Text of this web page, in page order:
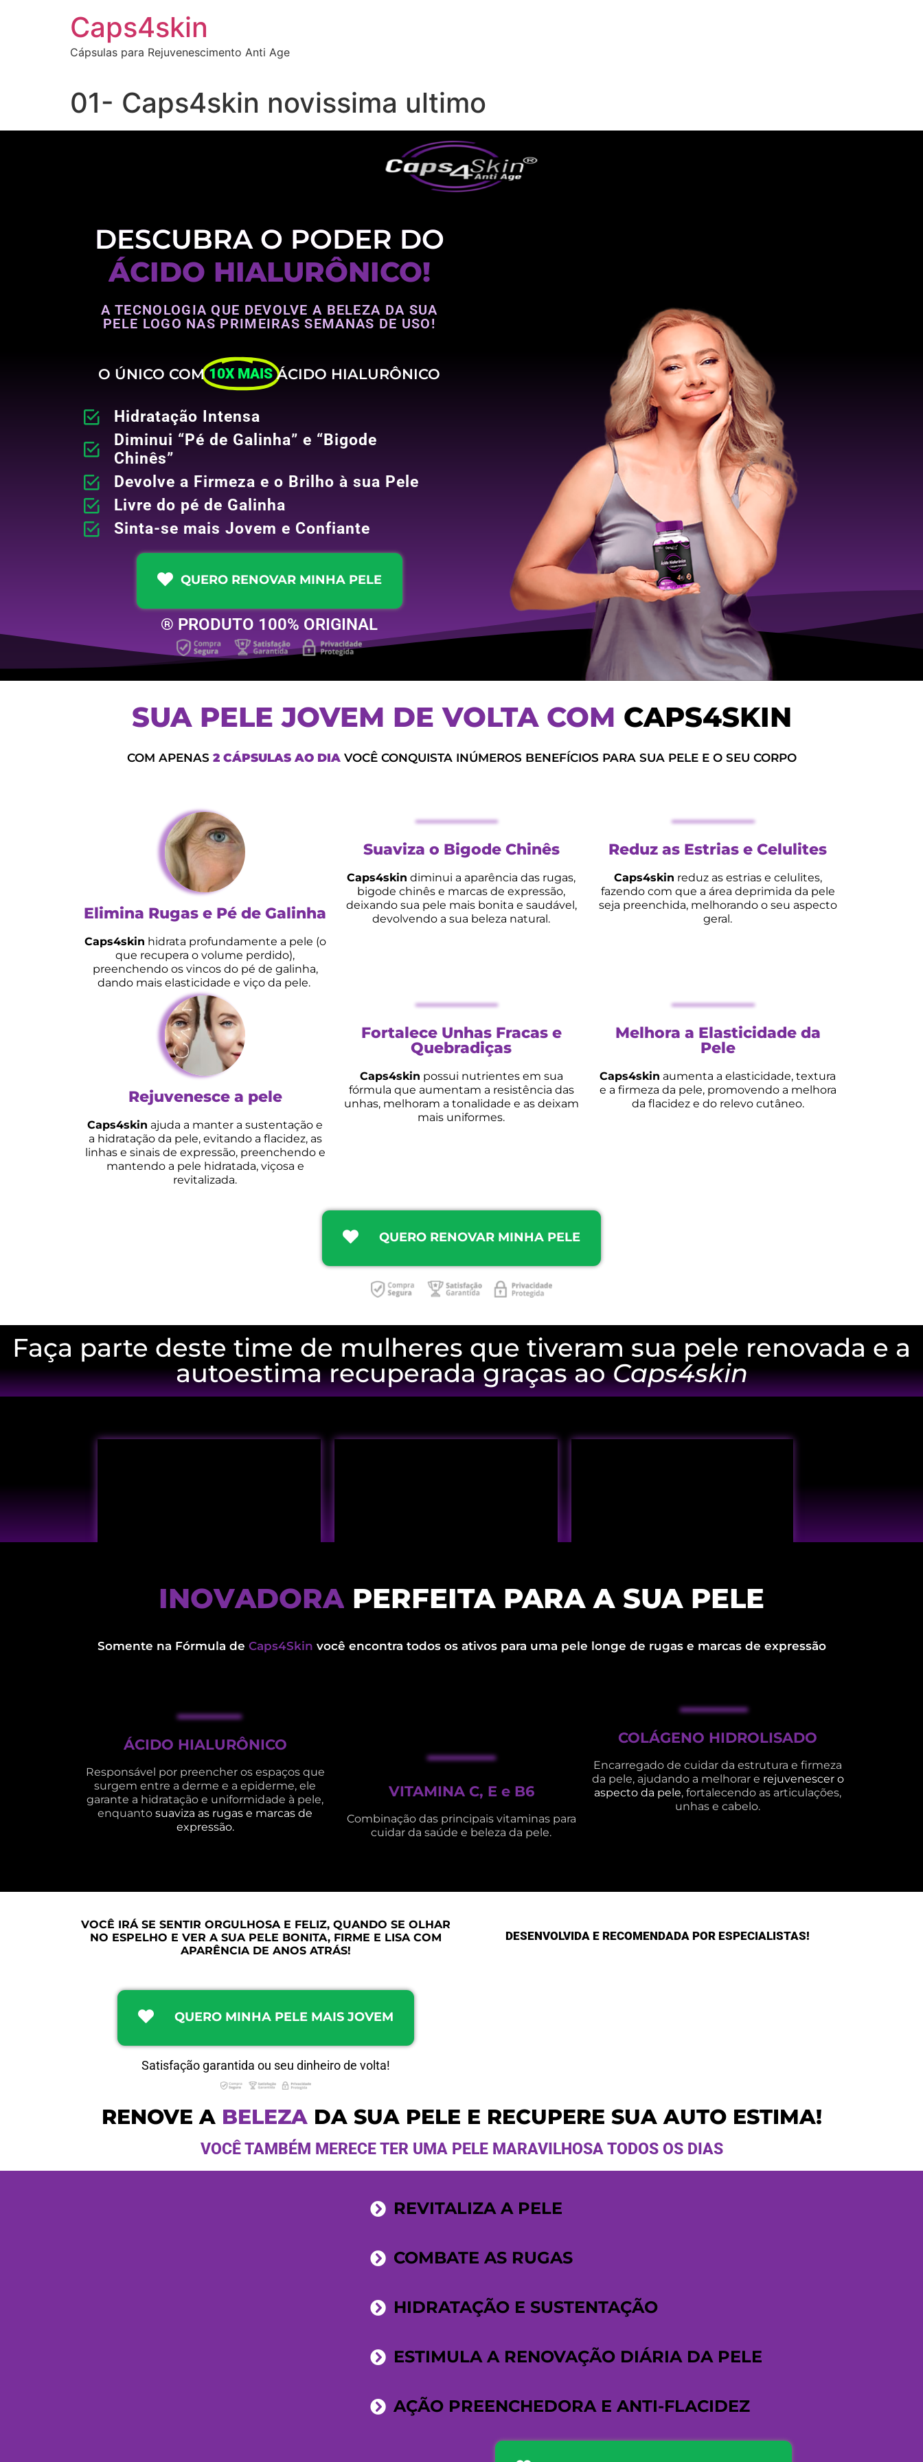
Caps4skin
Cápsulas para Rejuvenescimento Anti Age
01- Caps4skin novissima ultimo
DESCUBRA O PODER DO
ÁCIDO HIALURÔNICO!
A TECNOLOGIA QUE DEVOLVE A BELEZA DA SUA
PELE LOGO NAS PRIMEIRAS SEMANAS DE USO!
O ÚNICO COM10X MAIS ÁCIDO HIALURÔNICO
Hidratação Intensa
Diminui “Pé de Galinha” e “Bigode
Chinês”
Devolve a Firmeza e o Brilho à sua Pele
Livre do pé de Galinha
Sinta-se mais Jovem e Confiante
QUERO RENOVAR MINHA PELE
® PRODUTO 100% ORIGINAL
SUA PELE JOVEM DE VOLTA COM CAPS4SKIN
CAPS4SKIN
COM APENAS 2 CÁPSULAS AO DIAVOCÊ CONQUISTA INÚMEROS BENEFÍCIOS PARA SUA PELE E O SEU CORPO
Elimina Rugas e Pé de Galinha
Caps4skin hidrata profundamente a pele (o
que recupera o volume perdido),
preenchendo os vincos do pé de galinha,
dando mais elasticidade e viço da pele.
Suaviza o Bigode Chinês
Caps4skin diminui a aparência das rugas,
bigode chinês e marcas de expressão,
deixando sua pele mais bonita e saudável,
devolvendo a sua beleza natural.
Reduz as Estrias e Celulites
Caps4skin reduz as estrias e celulites,
fazendo com que a área deprimida da pele
seja preenchida, melhorando o seu aspecto
geral.
Rejuvenesce a pele
Caps4skin ajuda a manter a sustentação e
a hidratação da pele, evitando a flacidez, as
linhas e sinais de expressão, preenchendo e
mantendo a pele hidratada, viçosa e
revitalizada.
Fortalece Unhas Fracas e
Quebradiças
Caps4skin possui nutrientes em sua
fórmula que aumentam a resistência das
unhas, melhoram a tonalidade e as deixam
mais uniformes.
Melhora a Elasticidade da
Pele
Caps4skin aumenta a elasticidade, textura
e a firmeza da pele, promovendo a melhora
da flacidez e do relevo cutâneo.
QUERO RENOVAR MINHA PELE
Faça parte deste time de mulheres que tiveram sua pele renovada e a
autoestima recuperada graças aoCaps4skin
TECNOLOGIA
INOVADORA PERFEITA PARA A SUA PELE
Somente na Fórmula de Caps4Skin você encontra todos os ativos para uma pele longe de rugas e marcas de expressão
ÁCIDO HIALURÔNICO
Responsável por preencher os espaços que
surgem entre a derme e a epiderme, ele
garante a hidratação e uniformidade à pele,
enquantosuaviza as rugas e marcas de
expressão.
VITAMINA C, E e B6
Combinação das principais vitaminas para
cuidar da saúde e beleza da pele.
COLÁGENO HIDROLISADO
Encarregado de cuidar da estrutura e firmeza
da pele, ajudando a melhorar e rejuvenescer o
aspecto da pele, fortalecendo as articulações,
unhas e cabelo.
VOCÊ IRÁ SE SENTIR ORGULHOSA E FELIZ, QUANDO SE OLHAR
NO ESPELHO E VER A SUA PELE BONITA, FIRME E LISA COM
APARÊNCIA DE ANOS ATRÁS!
QUERO MINHA PELE MAIS JOVEM
Satisfação garantida ou seu dinheiro de volta!
DESENVOLVIDA E RECOMENDADA POR ESPECIALISTAS!
RENOVE A BELEZA
BELEZA DA SUA PELE E RECUPERE SUA AUTO ESTIMA!
VOCÊ TAMBÉM MERECE TER UMA PELE MARAVILHOSA TODOS OS DIAS
REVITALIZA A PELE
COMBATE AS RUGAS
HIDRATAÇÃO E SUSTENTAÇÃO
ESTIMULA A RENOVAÇÃO DIÁRIA DA PELE
AÇÃO PREENCHEDORA E ANTI-FLACIDEZ